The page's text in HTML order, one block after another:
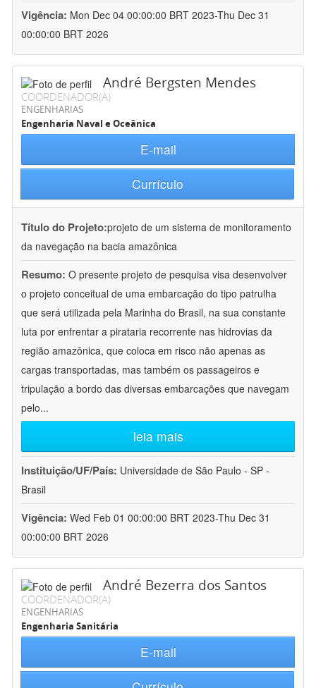
Vigência: Mon Dec 04 00:00:00 BRT 2023-Thu Dec 31
00:00:00 BRT 2026
André Bergsten Mendes
COORDENADOR(A)
ENGENHARIAS
Engenharia Naval e Oceânica
E-mail
Currículo
Título do Projeto:projeto de um sistema de monitoramento
da navegação na bacia amazônica
Resumo: O presente projeto de pesquisa visa desenvolver
o projeto conceitual de uma embarcação do tipo patrulha
que será utilizada pela Marinha do Brasil, na sua constante
luta por enfrentar a pirataria recorrente nas hidrovias da
região amazônica, que coloca em risco não apenas as
cargas transportadas, mas também os passageiros e
tripulação a bordo das diversas embarcações que navegam
pelo...
leia mais
Instituição/UF/País: Universidade de São Paulo - SP -
Brasil
Vigência: Wed Feb 01 00:00:00 BRT 2023-Thu Dec 31
00:00:00 BRT 2026
André Bezerra dos Santos
COORDENADOR(A)
ENGENHARIAS
Engenharia Sanitária
E-mail